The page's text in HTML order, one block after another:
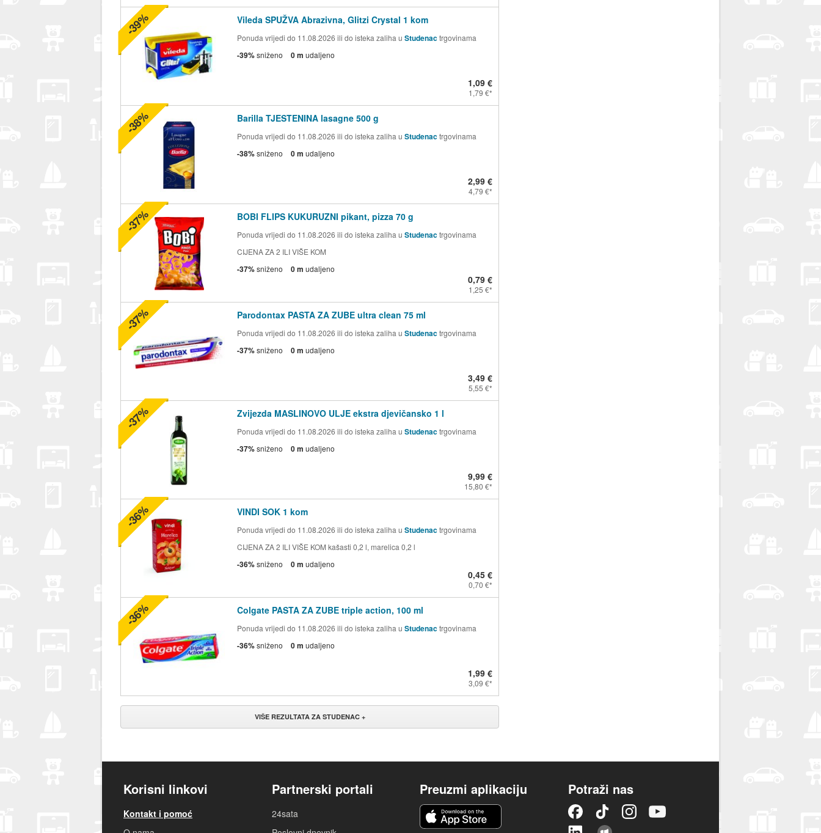
Vileda SPUŽVA Abrazivna, Glitzi Crystal 1 kom
Ponuda vrijedi do 11.08.2026 ili do isteka zaliha u Studenactrgovinama
-39%sniženo 0 m udaljeno
1,09 €
1,79 €
-39%
Barilla TJESTENINA lasagne 500 g
Ponuda vrijedi do 11.08.2026 ili do isteka zaliha u Studenactrgovinama
-38%sniženo 0 m udaljeno
2,99 €
4,79 €
-38%
BOBI FLIPS KUKURUZNI pikant, pizza 70 g
Ponuda vrijedi do 11.08.2026 ili do isteka zaliha u Studenactrgovinama
CIJENA ZA 2 ILI VIŠE KOM
-37%sniženo 0 m udaljeno
0,79 €
1,25 €
-37%
Parodontax PASTA ZA ZUBE ultra clean 75 ml
Ponuda vrijedi do 11.08.2026 ili do isteka zaliha u Studenactrgovinama
-37%sniženo 0 m udaljeno
3,49 €
5,55 €
-37%
Zvijezda MASLINOVO ULJE ekstra djevičansko 1 l
Ponuda vrijedi do 11.08.2026 ili do isteka zaliha u Studenactrgovinama
-37%sniženo 0 m udaljeno
9,99 €
15,80 €
-37%
VINDI SOK 1 kom
Ponuda vrijedi do 11.08.2026 ili do isteka zaliha u Studenactrgovinama
CIJENA ZA 2 ILI VIŠE KOM kašasti 0,2 l, marelica 0,2 l
-36%sniženo 0 m udaljeno
0,45 €
0,70 €
-36%
Colgate PASTA ZA ZUBE triple action, 100 ml
Ponuda vrijedi do 11.08.2026 ili do isteka zaliha u Studenactrgovinama
-36%sniženo 0 m udaljeno
1,99 €
3,09 €
-36%
VIŠE REZULTATA ZA STUDENAC +
Korisni linkovi
Kontakt i pomoć
Partnerski portali
24sata
Preuzmi aplikaciju Potraži nas